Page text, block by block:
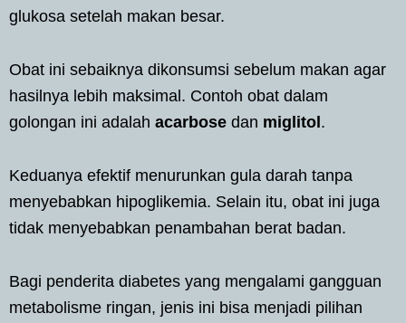
glukosa setelah makan besar.
Obat ini sebaiknya dikonsumsi sebelum makan agar
hasilnya lebih maksimal. Contoh obat dalam
golongan ini adalah acarbose dan miglitol.
Keduanya efektif menurunkan gula darah tanpa
menyebabkan hipoglikemia. Selain itu, obat ini juga
tidak menyebabkan penambahan berat badan.
Bagi penderita diabetes yang mengalami gangguan
metabolisme ringan, jenis ini bisa menjadi pilihan